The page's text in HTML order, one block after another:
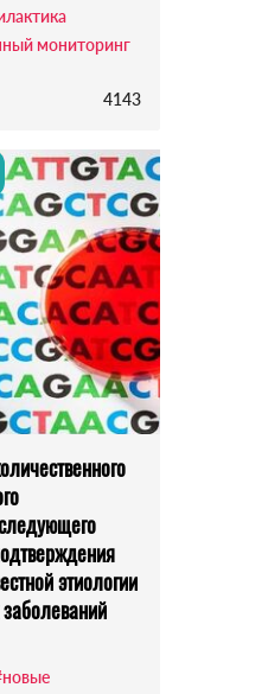
мониторинг
4143
этиологии